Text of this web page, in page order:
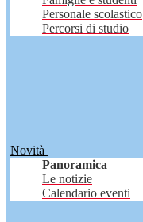
Personale scolastico
Percorsi di studio
Novità
Panoramica
Le notizie
Calendario eventi